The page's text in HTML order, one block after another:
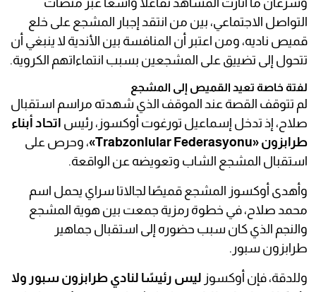
وسرعان ما أثارت المشاهد تفاعلًا واسعًا عبر منصات
التواصل الاجتماعي، بين من انتقد إجبار المشجع على خلع
قميص ناديه، ومن اعتبر أن المنافسة بين الأندية لا ينبغي أن
تتحول إلى تضييق على المشجعين بسبب انتماءاتهم الكروية.
لفتة خاصة تعيد القميص إلى المشجع
لم تتوقف القصة عند الموقف الذي شهدته مراسم استقبال
صلاح، إذ تدخل إسماعيل تورغوت أوكسوز، رئيس اتحاد أبناء
طرابزون «Trabzonlular Federasyonu»
، وحرص على
استقبال المشجع الشاب وتعويضه عن الواقعة.
وأهدى أوكسوز المشجع قميصًا لجالاتا سراي يحمل اسم
محمد صلاح، في خطوة رمزية جمعت بين هوية المشجع
والنجم الذي كان سبب حضوره إلى استقبال جماهير
طرابزون سبور.
وللدقة، فإن أوكسوز ليس رئيسًا لنادي طرابزون سبور ولا